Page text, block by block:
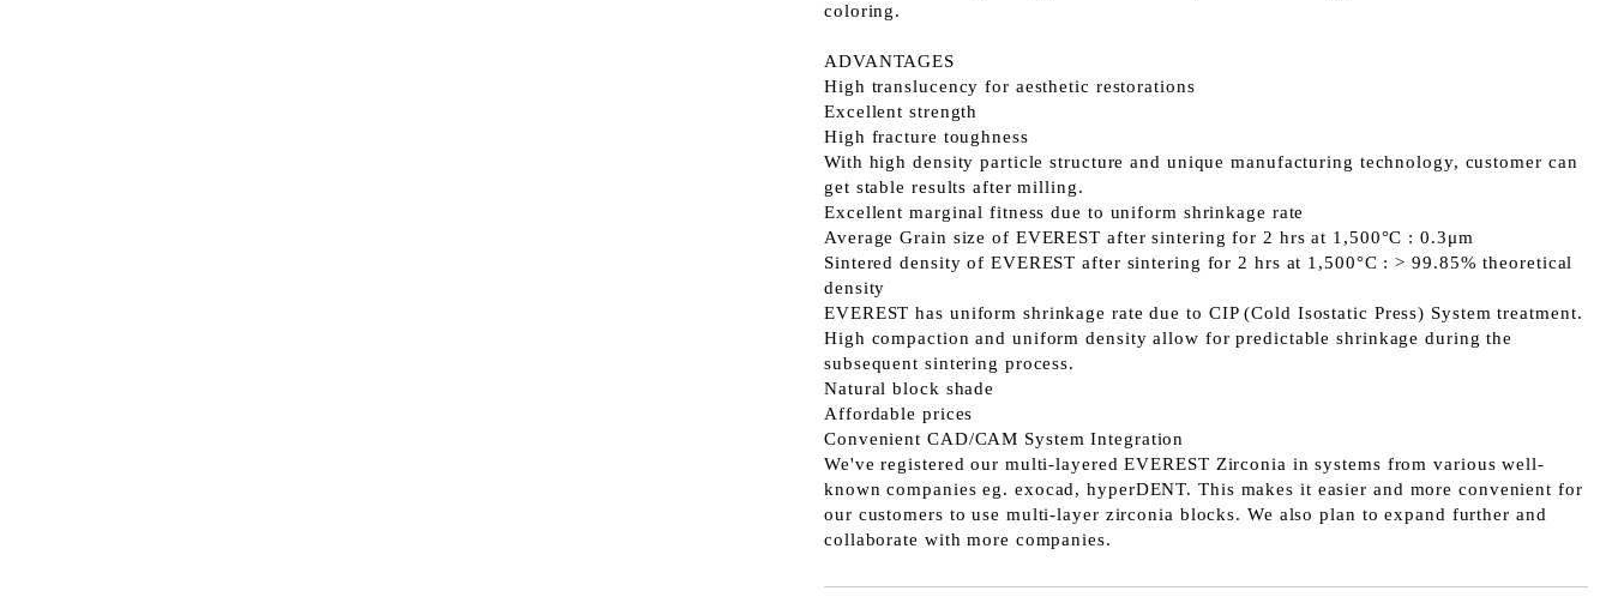
coloring.
ADVANTAGES
High translucency for aesthetic restorations
Excellent strength
High fracture toughness
With high density particle structure and unique manufacturing technology, customer can
get stable results after milling.
Excellent marginal fitness due to uniform shrinkage rate
Average Grain size of EVEREST after sintering for 2 hrs at 1,500°C : 0.3μm
Sintered density of EVEREST after sintering for 2 hrs at 1,500°C : > 99.85% theoretical
density
EVEREST has uniform shrinkage rate due to CIP (Cold Isostatic Press) System treatment.
High compaction and uniform density allow for predictable shrinkage during the
subsequent sintering process.
Natural block shade
Affordable prices
Convenient CAD/CAM System Integration
We've registered our multi-layered EVEREST Zirconia in systems from various well-
known companies eg. exocad, hyperDENT. This makes it easier and more convenient for
our customers to use multi-layer zirconia blocks. We also plan to expand further and
collaborate with more companies.